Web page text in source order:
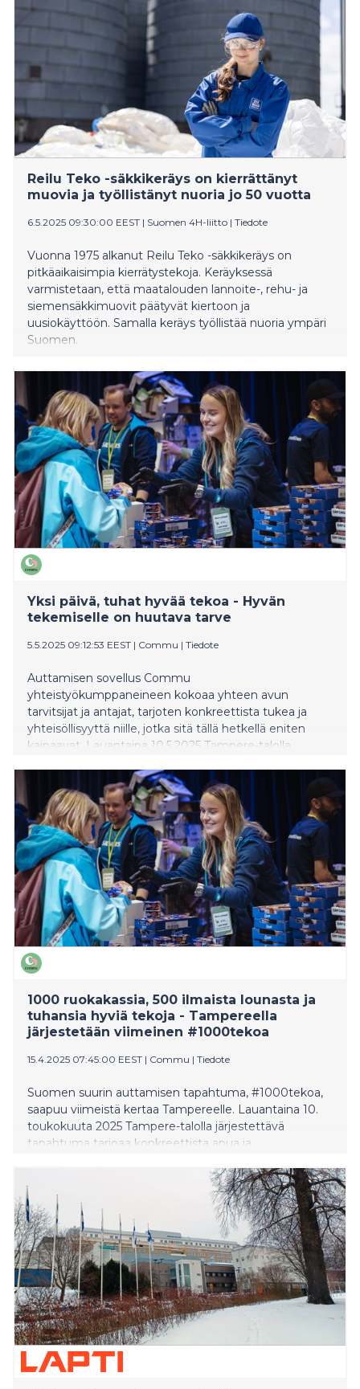
saivat käytännön neuvontaa erilaisiin elämäntilanteisiin
sekä osallistuivat yhteisölliseen tekemiseen.
Tapahtuma oli äärimmäisen kysytty ja varattiin
loppuun alle 24 tunnissa.
Reilu Teko -säkkikeräys on kierrättänyt
muovia ja työllistänyt nuoria jo 50 vuotta
6.5.2025 09:30:00 EEST | Suomen 4H-liitto | Tiedote
Vuonna 1975 alkanut Reilu Teko -säkkikeräys on
pitkäaikaisimpia kierrätystekoja. Keräyksessä
varmistetaan, että maatalouden lannoite-, rehu- ja
siemensäkkimuovit päätyvät kiertoon ja
uusiokäyttöön. Samalla keräys työllistää nuoria ympäri
Suomen.
Yksi päivä, tuhat hyvää tekoa - Hyvän
tekemiselle on huutava tarve
5.5.2025 09:12:53 EEST | Commu | Tiedote
Auttamisen sovellus Commu
yhteistyökumppaneineen kokoaa yhteen avun
tarvitsijat ja antajat, tarjoten konkreettista tukea ja
yhteisöllisyyttä niille, jotka sitä tällä hetkellä eniten
kaipaavat. Lauantaina 10.5.2025 Tampere-talolla
lounasta sekä annetaan käytännön neuvontaa erilaisiin
elämäntilanteisiin. Tapahtuma varattiin loppuun alle 24
tunnissa.
1000 ruokakassia, 500 ilmaista lounasta ja
tuhansia hyviä tekoja - Tampereella
järjestetään viimeinen #1000tekoa
15.4.2025 07:45:00 EEST | Commu | Tiedote
Suomen suurin auttamisen tapahtuma, #1000tekoa,
saapuu viimeistä kertaa Tampereelle. Lauantaina 10.
toukokuuta 2025 Tampere-talolla järjestettävä
tapahtuma tarjoaa konkreettista apua ja
Tapahtumassa jaetaan 1000 ruokakassia ja tarjotaan
500 maksutonta lounasta sekä neuvontaa eri
elämäntilanteisiin. Näillä näkymin tapahtuma
järjestetään viimeistä kertaa, joten sen merkitys on nyt
suurempi kuin koskaan.